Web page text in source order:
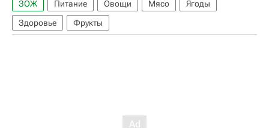
ЗОЖ Питание Овощи Мясо
Ягоды
Здоровье
Фрукты